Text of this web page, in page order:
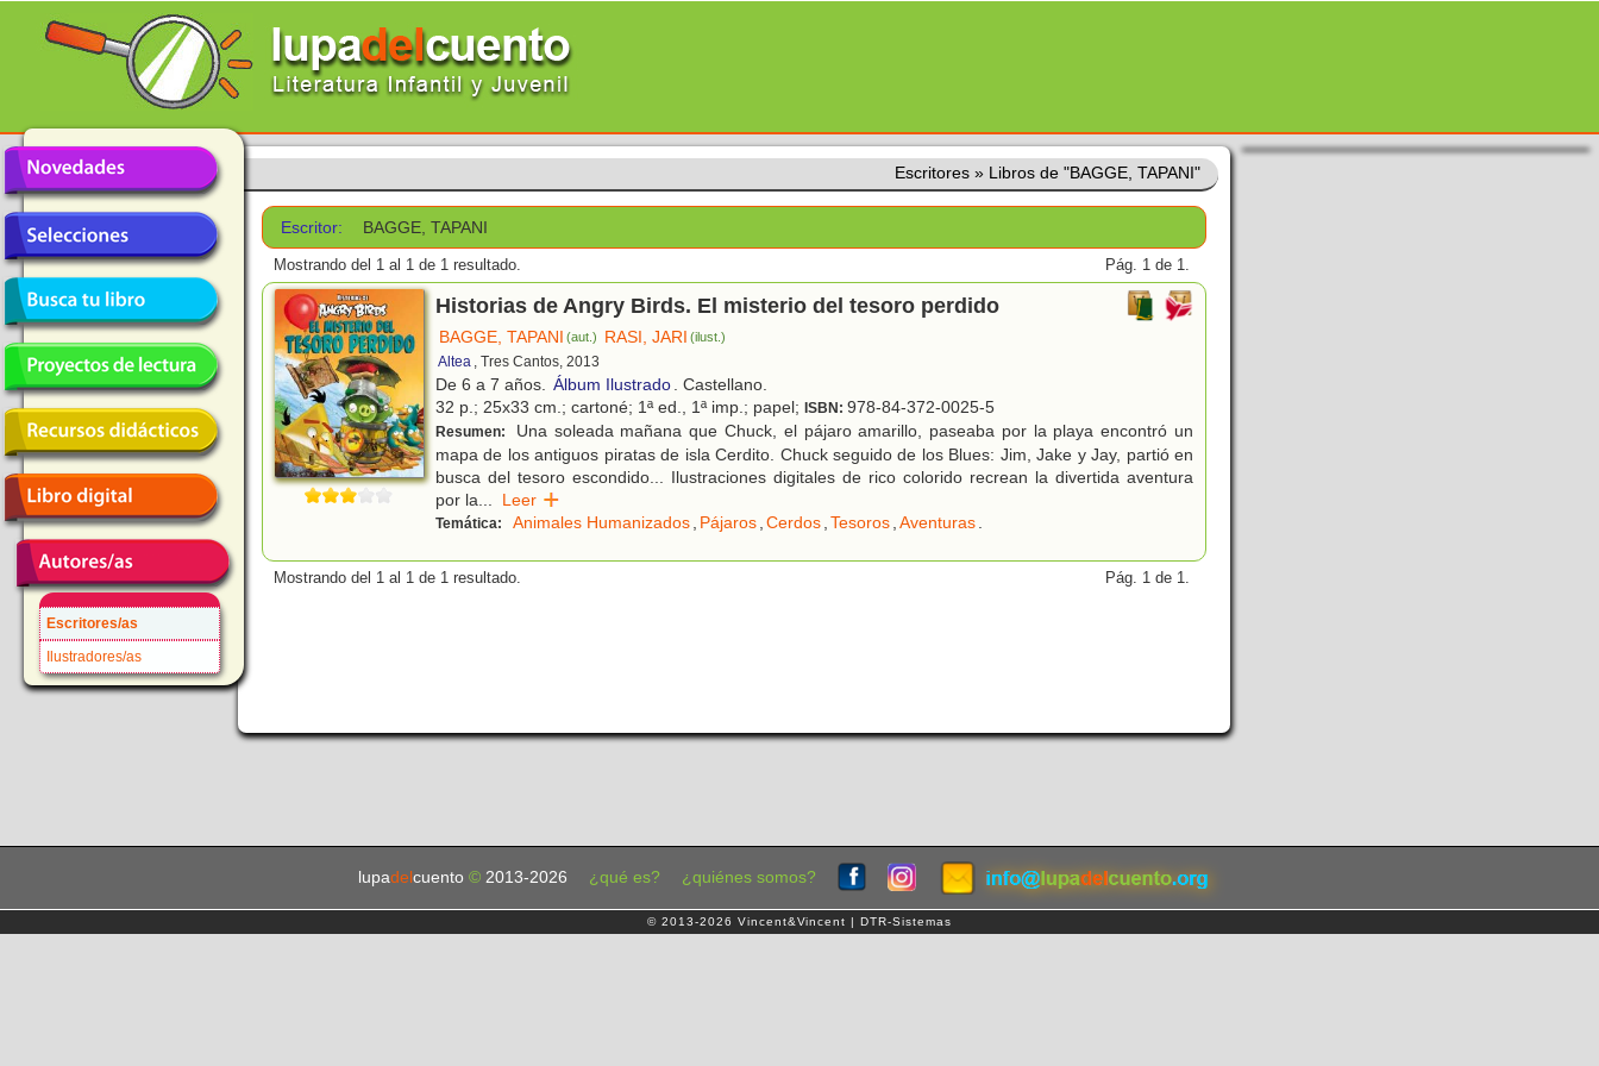
Escritores/as
Ilustradores/as
Escritores » Libros de "BAGGE, TAPANI"
Escritor: BAGGE, TAPANI
Mostrando del 1 al 1 de 1 resultado. Pág. 1 de 1.
Historias de Angry Birds. El misterio del tesoro perdido
BAGGE, TAPANI (aut.) RASI, JARI (ilust.)
Altea , Tres Cantos, 2013
De 6 a 7 años. Álbum Ilustrado. Castellano.
32 p.; 25x33 cm.; cartoné; 1ª ed., 1ª imp.; papel; ISBN: 978-84-372-0025-5
Resumen:
Una soleada mañana que Chuck, el pájaro amarillo, paseaba por la playa encontró un
mapa de los antiguos piratas de isla Cerdito. Chuck seguido de los Blues: Jim, Jake y Jay, partió en
busca del tesoro escondido... Ilustraciones digitales de rico colorido recrean la divertida aventura
por la... Leer
Temática: Animales Humanizados, Pájaros,Cerdos,Tesoros,Aventuras.
Mostrando del 1 al 1 de 1 resultado. Pág. 1 de 1.
lupadel cuento © 2013-2026 ¿qué es? ¿quiénes somos?
© 2013-2026 Vincent&Vincent | DTR-Sistemas